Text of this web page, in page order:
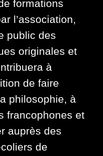
formations
l’association,
public des
originales et
à
de faire
philosophie, à
francophones et
auprès des
de